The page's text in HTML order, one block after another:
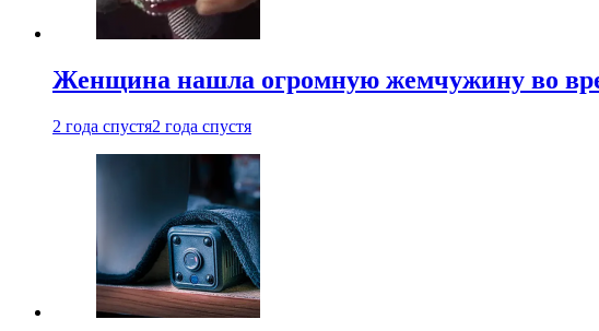
Женщина нашла огромную жемчужину во
2 года спустя2 года спустя